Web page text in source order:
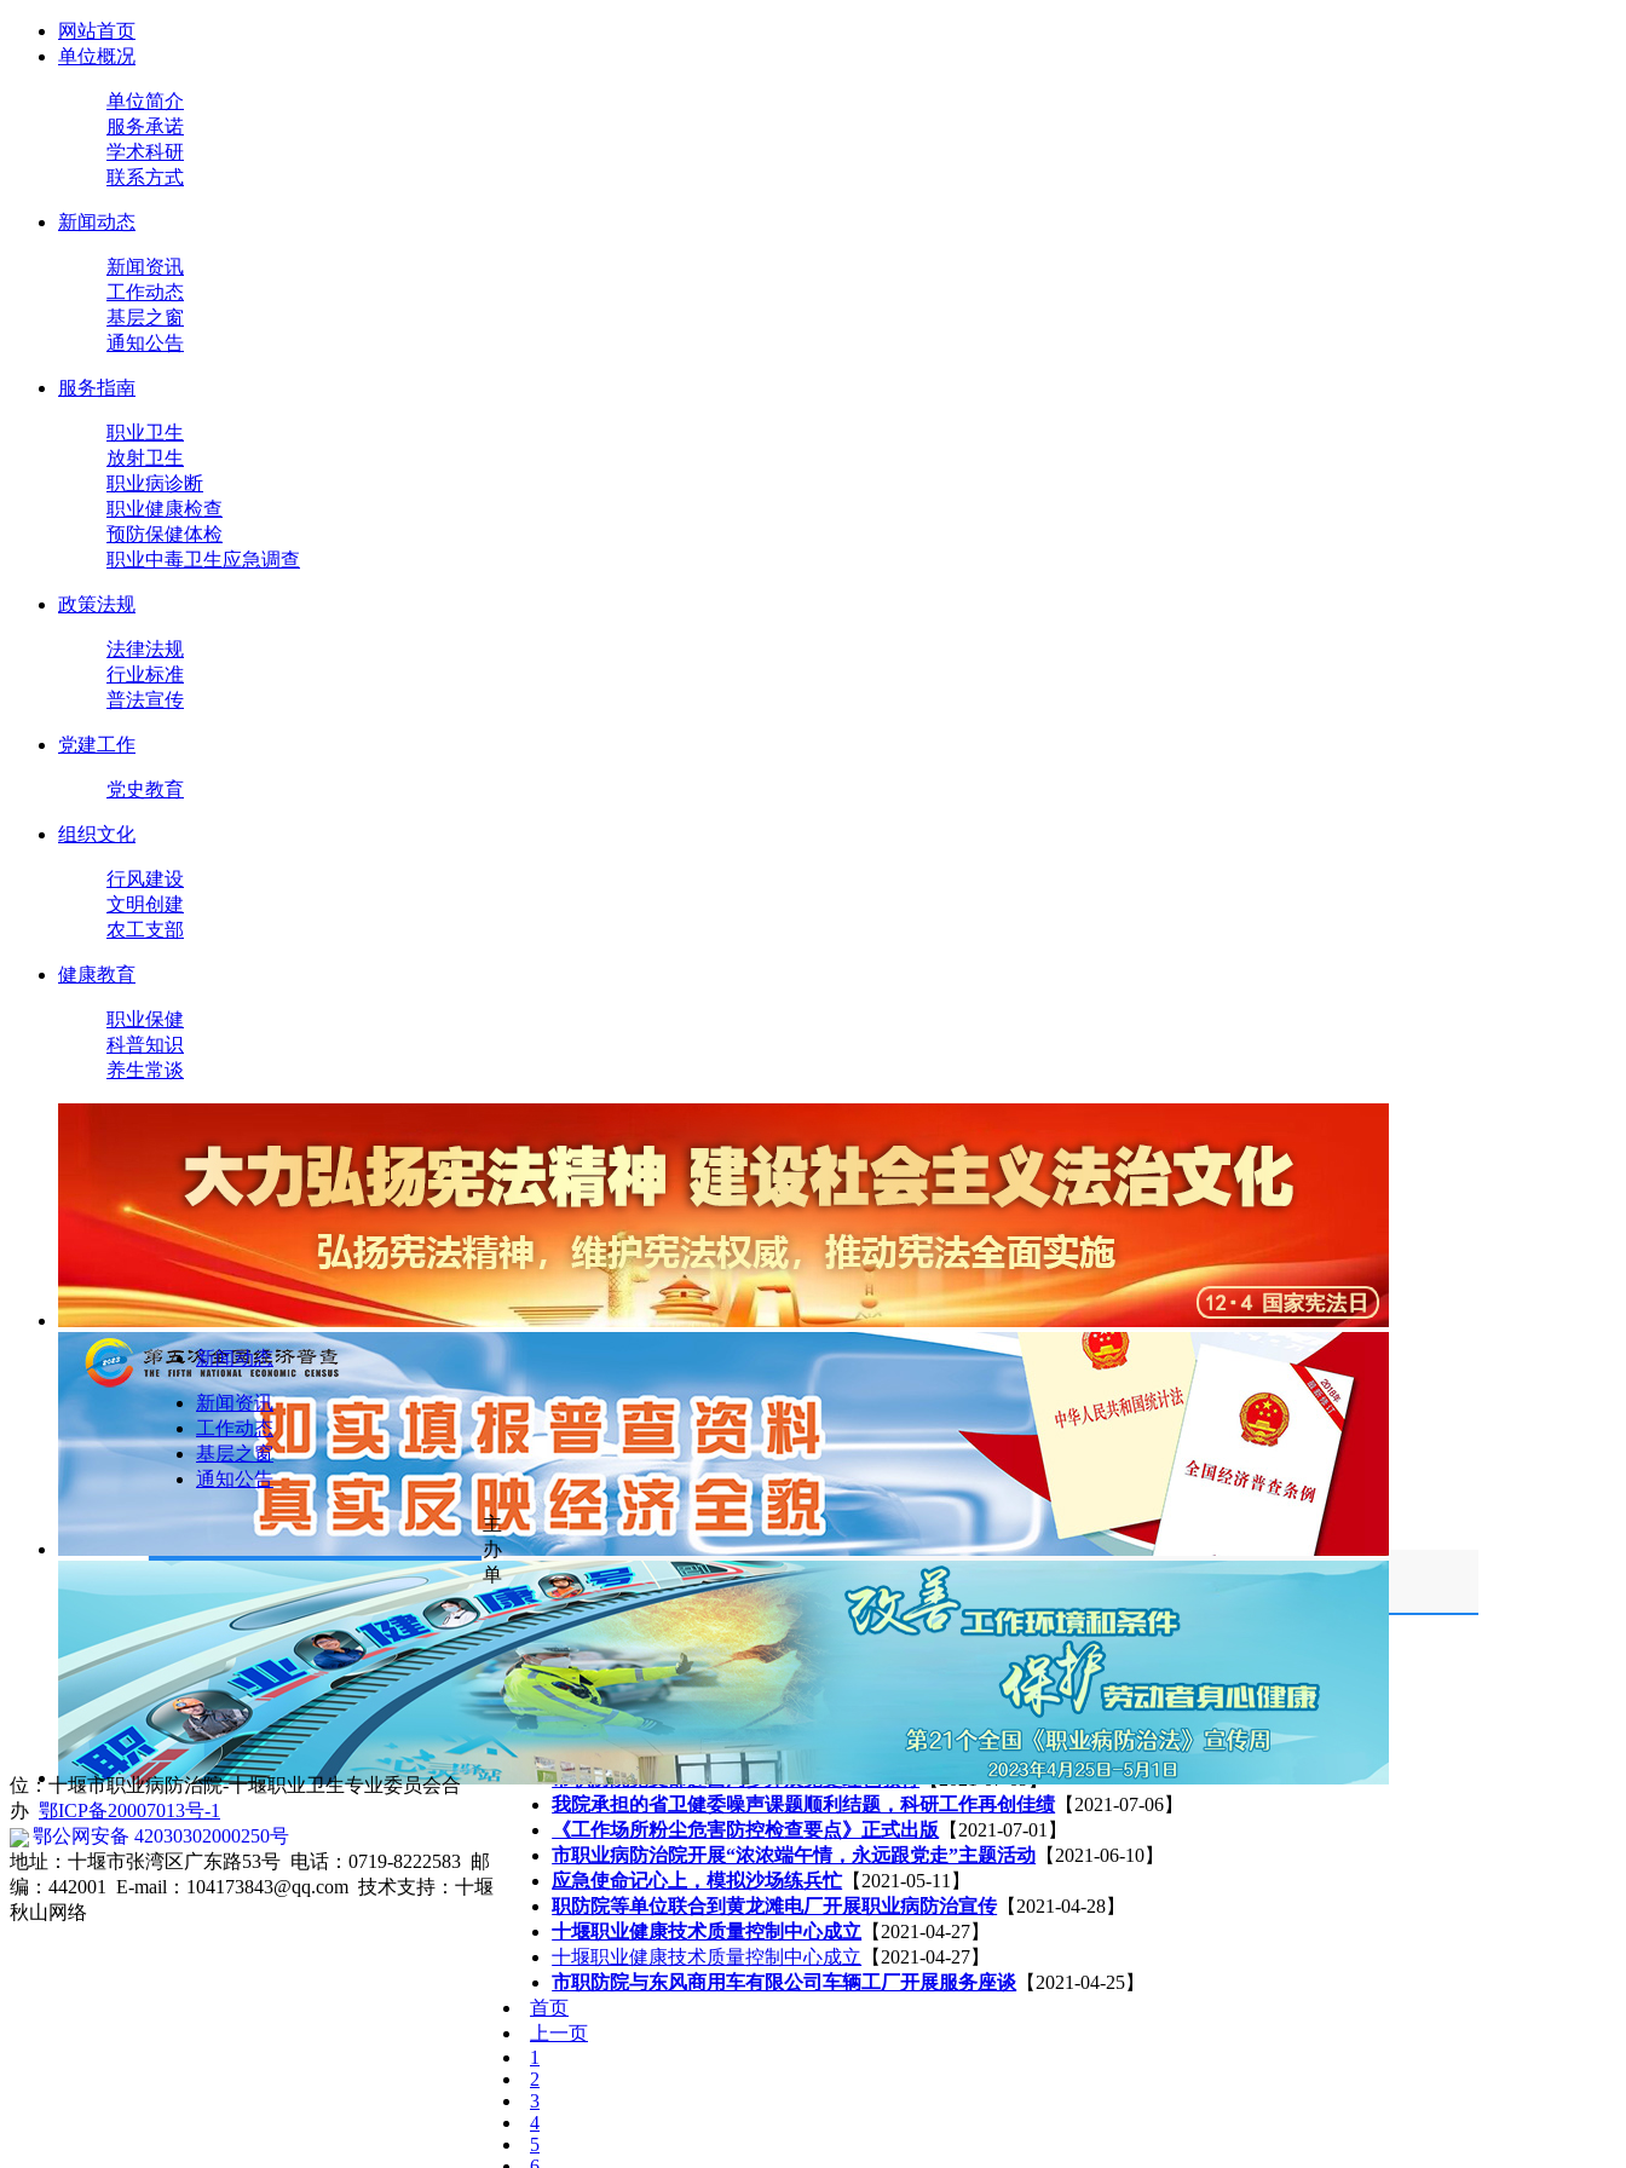
网站首页
单位概况
单位简介
服务承诺
学术科研
联系方式
新闻动态
新闻资讯
工作动态
基层之窗
通知公告
服务指南
职业卫生
放射卫生
职业病诊断
职业健康检查
预防保健体检
职业中毒卫生应急调查
政策法规
法律法规
行业标准
普法宣传
党建工作
党史教育
组织文化
行风建设
文明创建
农工支部
健康教育
职业保健
科普知识
养生常谈
新闻动态
新闻资讯
工作动态
基层之窗
通知公告
咨询服务热线
投诉、举报：0719-8222513
体检联系：0719-8222655
职业卫生科：0719-8222593
健康监护科：0719-8222582
职业病门诊：0719-8222765
放射卫生科：0719-8222015
当前位置：首页>新闻动态 工作动态>
十堰市2021年“健康企业”推进工作会顺利召开【2021-11-16】
弘扬工匠精神 岗位大练兵 ——2021年十堰市职业卫生与职业中毒【2021-11-16】
用心用力用情 做实做细做好【2021-10-22】
职防院通过2021年档案工作达标先进单位创建检查
【2021-10-22】
开展烈士纪念日活动，缅怀革命丰功伟绩
【2021-10-09】
刘海波赴东风越野车有限公司走访调研“健康企业”创建工作 9月7【2021-09-07】
市职防院党支部赴西沟乡开展党史红色教育
【2021-07-09】
我院承担的省卫健委噪声课题顺利结题，科研工作再创佳绩【2021-07-06】
《工作场所粉尘危害防控检查要点》正式出版 【2021-07-01】
市职业病防治院开展“浓浓端午情，永远跟党走”主题活动 【2021-06-10】
应急使命记心上，模拟沙场练兵忙【2021-05-11】
职防院等单位联合到黄龙滩电厂开展职业病防治宣传【2021-04-28】
十堰职业健康技术质量控制中心成立 【2021-04-27】
十堰职业健康技术质量控制中心成立 【2021-04-27】
市职防院与东风商用车有限公司车辆工厂开展服务座谈 【2021-04-25】
首页
上一页
1
2
3
4
5
主
办
单
位：十堰市职业病防治院-十堰职业卫生专业委员会合
办 鄂ICP备20007013号-1
鄂公网安备 42030302000250号
地址：十堰市张湾区广东路53号 电话：0719-8222583 邮
编：442001 E-mail：104173843@qq.com 技术支持： 十堰
秋山网络